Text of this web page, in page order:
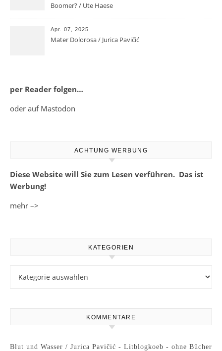
Boomer? / Ute Haese
Apr. 07, 2025
Mater Dolorosa / Jurica Pavičić
per Reader folgen…
oder auf Mastodon
ACHTUNG WERBUNG
Diese Website will Sie zum Lesen verführen. Das ist
Werbung!
mehr –>
KATEGORIEN
KOMMENTARE
Blut und Wasser / Jurica Pavičić - Litblogkoeb - ohne Bücher